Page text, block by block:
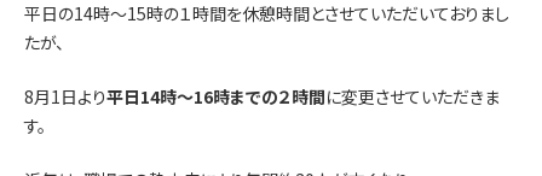
平日の14時～15時の１時間を休憩時間とさせていただいておりまし
たが、
8月1日より平日14時～16時までの２時間に変更させていただきま
す。